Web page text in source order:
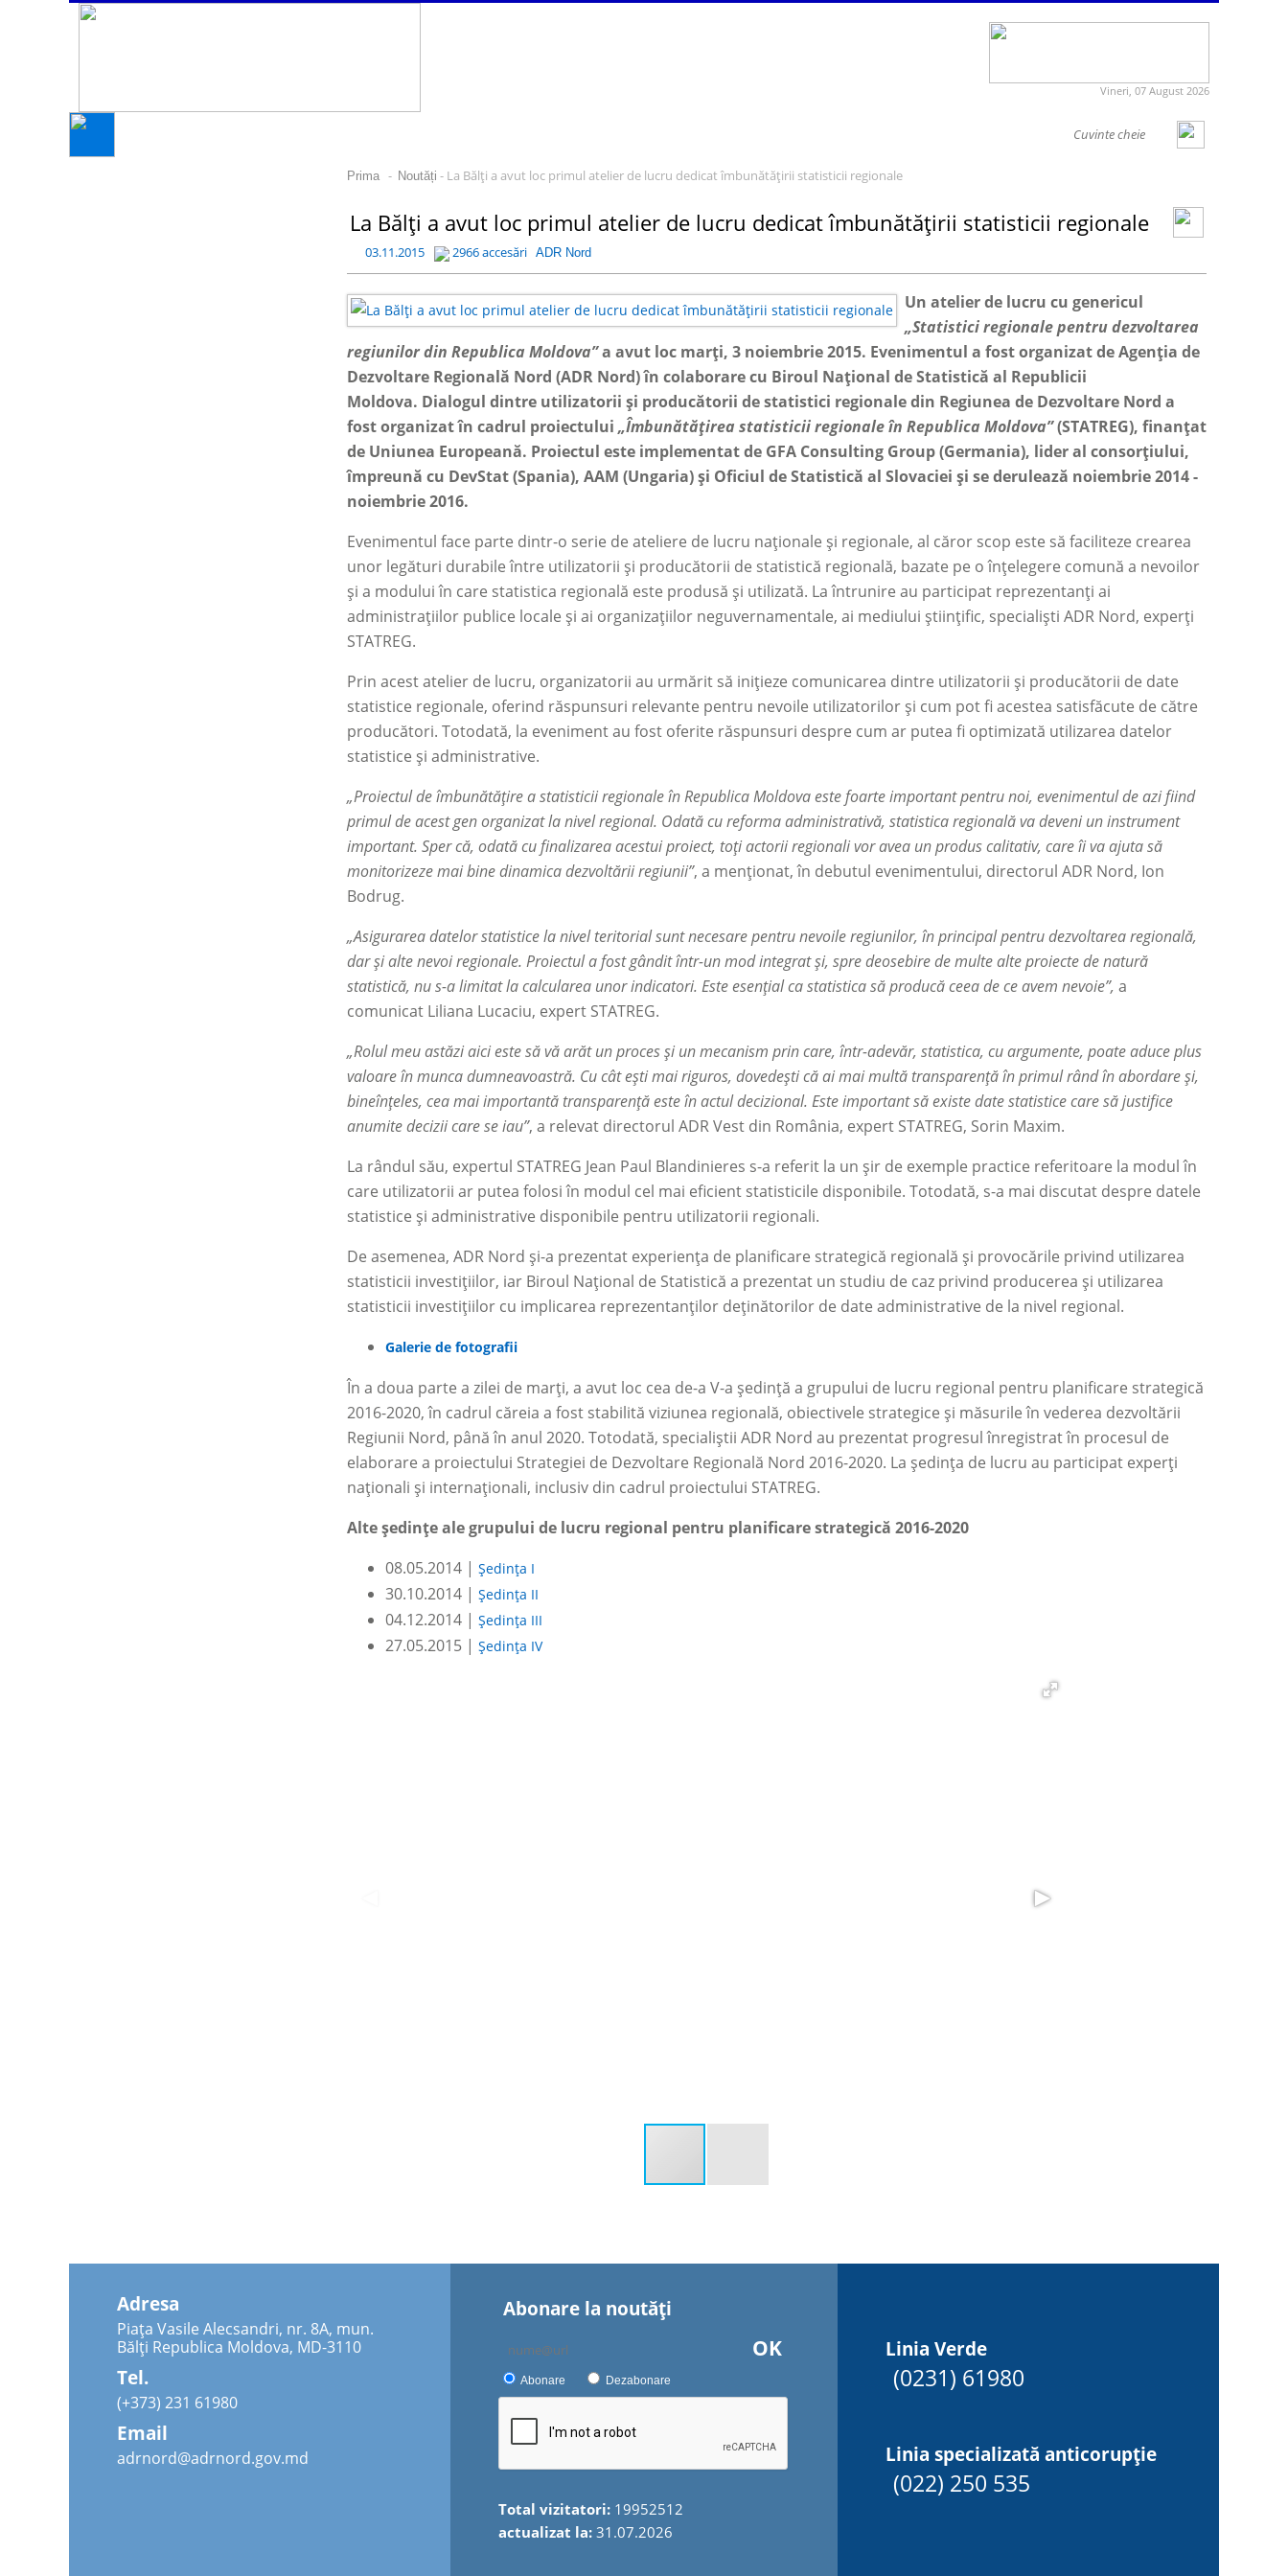
Vineri, 07 August 2026
Prima - Noutăți - La Bălți a avut loc primul atelier de lucru dedicat îmbunătățirii statisticii regionale
La Bălți a avut loc primul atelier de lucru dedicat îmbunătățirii statisticii regionale
03.11.2015 2966 accesări ADR Nord
Un atelier de lucru cu genericul
„Statistici regionale pentru dezvoltarea
regiunilor din Republica Moldova”a avut loc marți, 3 noiembrie 2015. Evenimentul a fost organizat de Agenția de
Dezvoltare Regională Nord (ADR Nord) în colaborare cu Biroul Național de Statistică al Republicii
Moldova. Dialogul dintre utilizatorii și producătorii de statistici regionale din Regiunea de Dezvoltare Nord a
fost organizat în cadrul proiectului „Îmbunătățirea statisticii regionale în Republica Moldova”(STATREG), finanțat
de Uniunea Europeană. Proiectul este implementat de GFA Consulting Group (Germania), lider al consorțiului,
împreună cu DevStat (Spania), AAM (Ungaria) și Oficiul de Statistică al Slovaciei și se derulează noiembrie 2014 -
noiembrie 2016.
Evenimentul face parte dintr-o serie de ateliere de lucru naționale și regionale, al căror scop este să faciliteze crearea
unor legături durabile între utilizatorii și producătorii de statistică regională, bazate pe o înțelegere comună a nevoilor
și a modului în care statistica regională este produsă și utilizată. La întrunire au participat reprezentanți ai
administrațiilor publice locale și ai organizațiilor neguvernamentale, ai mediului științific, specialiști ADR Nord, experți
STATREG.
Prin acest atelier de lucru, organizatorii au urmărit să inițieze comunicarea dintre utilizatorii și producătorii de date
statistice regionale, oferind răspunsuri relevante pentru nevoile utilizatorilor și cum pot fi acestea satisfăcute de către
producători. Totodată, la eveniment au fost oferite răspunsuri despre cum ar putea fi optimizată utilizarea datelor
statistice și administrative.
„Proiectul de îmbunătățire a statisticii regionale în Republica Moldova este foarte important pentru noi, evenimentul de azi fiind
primul de acest gen organizat la nivel regional. Odată cu reforma administrativă, statistica regională va deveni un instrument
important. Sper că, odată cu finalizarea acestui proiect, toți actorii regionali vor avea un produs calitativ, care îi va ajuta să
monitorizeze mai bine dinamica dezvoltării regiunii”, a menționat, în debutul evenimentului, directorul ADR Nord, Ion
Bodrug.
„Asigurarea datelor statistice la nivel teritorial sunt necesare pentru nevoile regiunilor, în principal pentru dezvoltarea regională,
dar și alte nevoi regionale. Proiectul a fost gândit într-un mod integrat și, spre deosebire de multe alte proiecte de natură
statistică, nu s-a limitat la calcularea unor indicatori. Este esențial ca statistica să producă ceea de ce avem nevoie”, a
comunicat Liliana Lucaciu, expert STATREG.
„Rolul meu astăzi aici este să vă arăt un proces și un mecanism prin care, într-adevăr, statistica, cu argumente, poate aduce plus
valoare în munca dumneavoastră. Cu cât ești mai riguros, dovedești că ai mai multă transparență în primul rând în abordare și,
bineînțeles, cea mai importantă transparență este în actul decizional. Este important să existe date statistice care să justifice
anumite decizii care se iau”, a relevat directorul ADR Vest din România, expert STATREG, Sorin Maxim.
La rândul său, expertul STATREG Jean Paul Blandinieres s-a referit la un șir de exemple practice referitoare la modul în
care utilizatorii ar putea folosi în modul cel mai eficient statisticile disponibile. Totodată, s-a mai discutat despre datele
statistice și administrative disponibile pentru utilizatorii regionali.
De asemenea, ADR Nord și-a prezentat experiența de planificare strategică regională și provocările privind utilizarea
statisticii investițiilor, iar Biroul Național de Statistică a prezentat un studiu de caz privind producerea și utilizarea
statisticii investițiilor cu implicarea reprezentanților deținătorilor de date administrative de la nivel regional.
Galerie de fotografii
În a doua parte a zilei de marţi, a avut loc cea de-a V-a şedinţă a grupului de lucru regional pentru planificare strategică
2016-2020, în cadrul căreia a fost stabilită viziunea regională, obiectivele strategice şi măsurile în vederea dezvoltării
Regiunii Nord, până în anul 2020. Totodată, specialiștii ADR Nord au prezentat progresul înregistrat în procesul de
elaborare a proiectului Strategiei de Dezvoltare Regională Nord 2016-2020. La şedinţa de lucru au participat experţi
naţionali şi internaţionali, inclusiv din cadrul proiectului STATREG.
Alte şedinţe ale grupului de lucru regional pentru planificare strategică 2016-2020
08.05.2014 | Ședința I
30.10.2014 | Ședința II
04.12.2014 | Ședința III
27.05.2015 | Ședința IV
Adresa
Piața Vasile Alecsandri, nr. 8A, mun.
Bălți Republica Moldova, MD-3110
Tel.
(+373) 231 61980
Email
adrnord@adrnord.gov.md
Abonare la noutăţi
OK
Abonare Dezabonare
Total vizitatori: 19952512
actualizat la: 31.07.2026
Linia Verde
(0231) 61980
Linia specializată anticorupție
(022) 250 535